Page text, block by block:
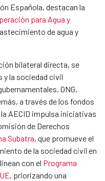
Española, destacan la
para Agua y
de agua y
bilateral directa, se
la sociedad civil
ONG,
a través de los fondos
AECID impulsa iniciativas
de Derechos
Subatra, que promueve el
de la sociedad civil en
con el Programa
, priorizando una